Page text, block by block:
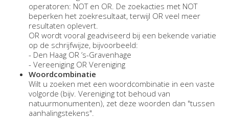
operatoren: NOT en OR. De zoekacties met NOT
beperken het zoekresultaat, terwijl OR veel meer
resultaten oplevert.
OR wordt vooral geadviseerd bij een bekende variatie
op de schrijfwijze, bijvoorbeeld:
- Den Haag OR ’s-Gravenhage
- Vereeniging OR Vereniging
Woordcombinatie
Wilt u zoeken met een woordcombinatie in een vaste
volgorde (bijv. Vereniging tot behoud van
natuurmonumenten), zet deze woorden dan "tussen
aanhalingstekens".